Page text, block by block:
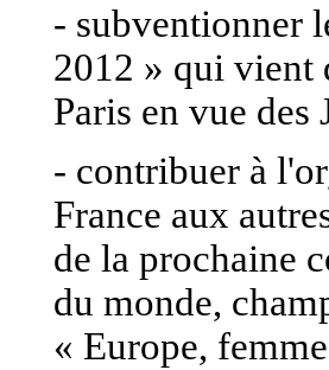
- subventionner
2012 » qui vient
Paris en vue
- contribuer à
France aux
de la prochaine
du monde,
« Europe,